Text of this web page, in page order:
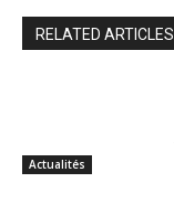
RELATED ARTICLES
Actualités